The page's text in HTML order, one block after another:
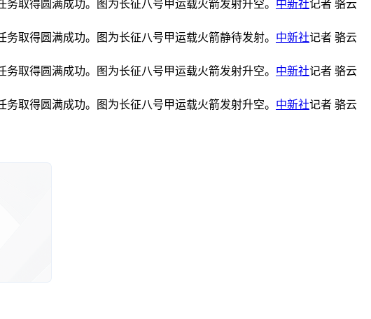
取得圆满成功。图为长征八号甲运载火箭发射升空。 中新社记者 骆云
取得圆满成功。图为长征八号甲运载火箭静待发射。 中新社记者 骆云
取得圆满成功。图为长征八号甲运载火箭发射升空。 中新社记者 骆云
取得圆满成功。图为长征八号甲运载火箭发射升空。 中新社记者 骆云